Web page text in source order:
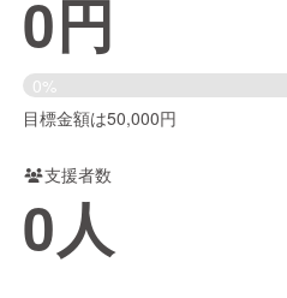
・ヘルスケア
0円
0%
目標金額は50,000円
支援者数
0人